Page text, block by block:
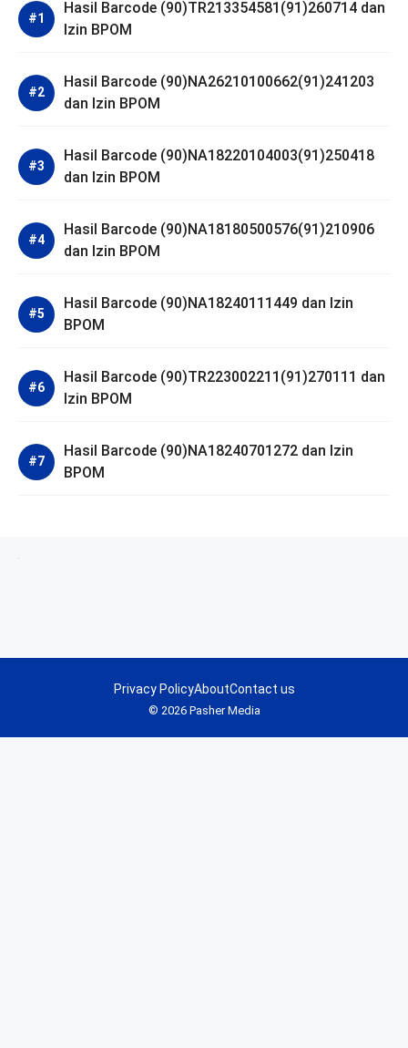
Hasil Barcode (90)TR213354581(91)260714 dan
Izin BPOM
Hasil Barcode (90)NA26210100662(91)241203
dan Izin BPOM
Hasil Barcode (90)NA18220104003(91)250418
dan Izin BPOM
Hasil Barcode (90)NA18180500576(91)210906
dan Izin BPOM
Hasil Barcode (90)NA18240111449 dan Izin
BPOM
Hasil Barcode (90)TR223002211(91)270111 dan
Izin BPOM
Hasil Barcode (90)NA18240701272 dan Izin
BPOM
© 2026 Pasher Media
Privacy PolicyAboutContact us